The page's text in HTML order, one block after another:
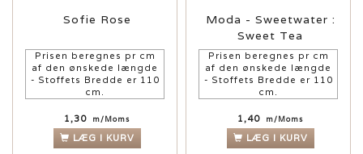
Sofie Rose
Prisen beregnes pr cm
af den ønskede længde
- Stoffets Bredde er 110
cm.
1,30 m/Moms
LÆG I KURV
Moda - Sweetwater :
Sweet Tea
Prisen beregnes pr cm
af den ønskede længde
- Stoffets Bredde er 110
cm.
1,40 m/Moms
LÆG I KURV